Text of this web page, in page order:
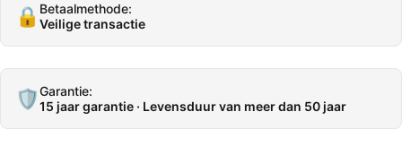
🔒 Betaalmethode:
Veilige transactie
🛡️Garantie:
15 jaar garantie · Levensduur van meer dan 50 jaar